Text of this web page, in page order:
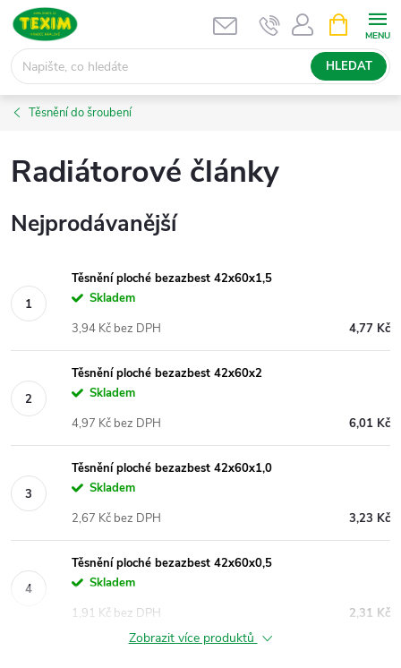
Přejít
obsah
HLEDAT
NÁKUPNÍ
KOŠÍK
Těsnění do šroubení
Radiátorové články
Nejprodávanější
Těsnění ploché bezazbest 42x60x1,5
Skladem
4,77 Kč
3,94 Kč bez DPH
Těsnění ploché bezazbest 42x60x2
Skladem
6,01 Kč
4,97 Kč bez DPH
Těsnění ploché bezazbest 42x60x1,0
Skladem
3,23 Kč
2,67 Kč bez DPH
Těsnění ploché bezazbest 42x60x0,5
Skladem
2,31 Kč
1,91 Kč bez DPH
Zobrazit více produktů